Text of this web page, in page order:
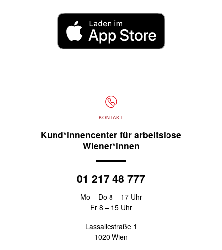
KONTAKT
Kund*innencenter für arbeitslose
Wiener*innen
01 217 48 777
Mo – Do 8 – 17 Uhr
Fr 8 – 15 Uhr
Lassallestraße 1
1020 Wien